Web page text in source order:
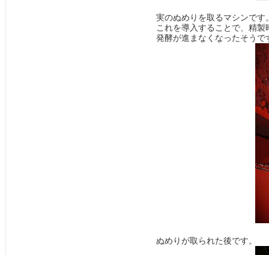
実のぬめりを取るマシンです
これを導入することで、精
発酵が進まなくなったそうで
ぬめりが取られた後です。